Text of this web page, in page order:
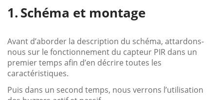
Schéma et montage
Avant d’aborder la description du schéma, attardons-
nous sur le fonctionnement du capteur PIR dans un
premier temps afin d’en décrire toutes les
caractéristiques.
Puis dans un second temps, nous verrons l’utilisation